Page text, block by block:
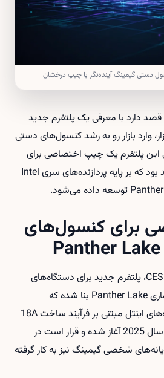
دستی گیمینگ آینده‌نگر با چیپ درخشان
قصد دارد با معرفی یک پلتفرم جدید
وارد بازار رو به رشد کنسول‌های دستی
پلتفرم یک چیپ اختصاصی برای
دستگاه‌های دستی خواهد بود که بر پایه پردازنده‌های سری Intel
برای کنسول‌های
به گزارش اینتل در رویداد CES، پلتفرم جدید برای دستگاه‌های
قابل‌حمل گیمینگ بر معماری Panther Lake بنا شده که
نخستین خانواده پردازنده‌های اینتل مبتنی بر فرآیند ساخت 18A
است. تولید این فرآیند از سال 2025 آغاز شده و قرار است در
شخصی گیمینگ نیز به کار گرفته